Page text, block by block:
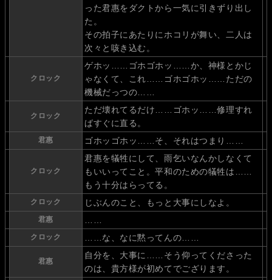
った君惠をダクトから一気に引きずり出し
た。
その拍子にあたりにホコリが舞い、二人は
次々と咳き込む。
クロック
ゲホッ……ゴホゴホッ……か、神様とかじ
ゃなくて、これ……ゴホゴホッ……ただの
機械だっつの……
クロック
ただ壊れてるだけ……ゴホッ……修理すれ
ばすぐに直る。
君惠 ゴホッゴホッ……そ、それはつまり……
クロック
君惠を犠牲にして、雨乞いなんかしなくて
もいいってこと。平和のための犠牲は……
もう十分はらってる。
クロック じぶんのこと、もっと大事にしなよ。
君惠
クロック ……な、なに黙ってんの……
君惠
自分を、大事に……そう仰ってくださった
のは、貴方様が初めてでござります。